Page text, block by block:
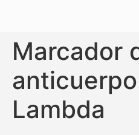
Marcador
Lambda